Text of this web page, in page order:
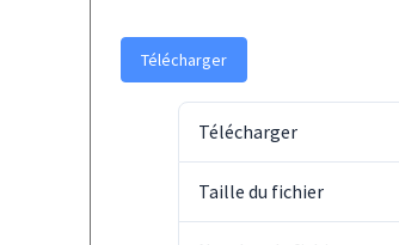
Télécharger
Télécharger
Taille du fichier